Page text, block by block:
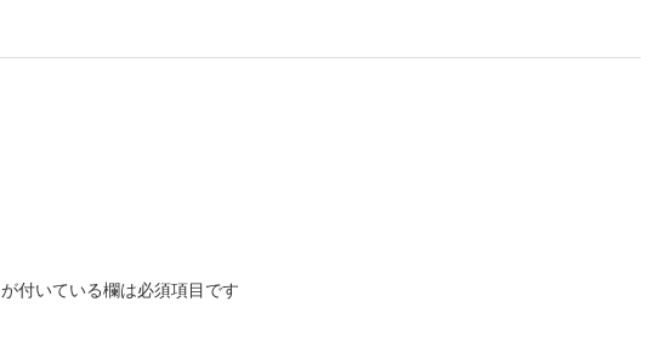
が付いている欄は必須項目です